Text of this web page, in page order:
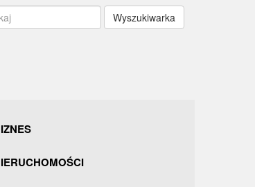
Wyszukiwarka